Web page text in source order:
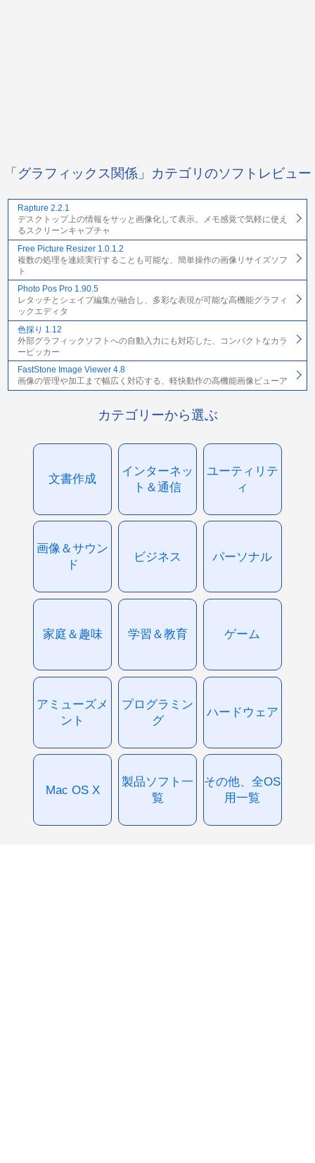
「グラフィックス関係」カテゴリのソフトレビュー
Rapture 2.2.1
デスクトップ上の情報をサッと画像化して表示。メモ感覚で気軽に使え
るスクリーンキャプチャ
Free Picture Resizer 1.0.1.2
複数の処理を連続実行することも可能な、簡単操作の画像リサイズソフ
ト
Photo Pos Pro 1.90.5
レタッチとシェイプ編集が融合し、多彩な表現が可能な高機能グラフィ
ックエディタ
色採り 1.12
外部グラフィックソフトへの自動入力にも対応した、コンパクトなカラ
ーピッカー
FastStone Image Viewer 4.8
画像の管理や加工まで幅広く対応する、軽快動作の高機能画像ビューア
カテゴリーから選ぶ
文書作成
インターネッ
ト＆通信
ユーティリテ
ィ
画像＆サウン
ド
ビジネス パーソナル
家庭＆趣味 学習＆教育 ゲーム
アミューズメ
ント
プログラミン
グ
ハードウェア
Mac OS X
製品ソフト一
覧
その他、全OS
用一覧